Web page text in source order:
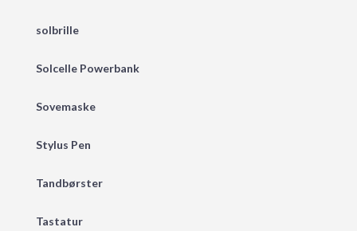
solbrille
Solcelle Powerbank
Sovemaske
Stylus Pen
Tandbørster
Tastatur